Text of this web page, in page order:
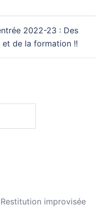
2022-23 : Des
et de la formation !!
improvisée